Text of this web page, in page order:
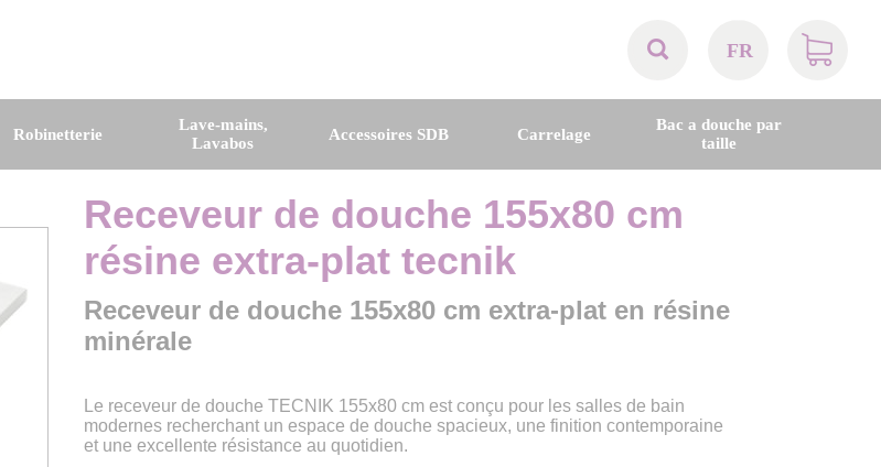
FR
BE
Robinetterie
Lave-mains,
Lavabos
Accessoires SDB Carrelage
Bac a douche par
taille
Receveur de douche 155x80 cm
résine extra-plat tecnik
Receveur de douche 155x80 cm extra-plat en résine
minérale
Le receveur de douche TECNIK 155x80 cm est conçu pour les salles de bain
modernes recherchant un espace de douche spacieux, une finition contemporaine
et une excellente résistance au quotidien.